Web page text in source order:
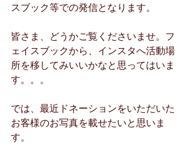
スブック等での発信となります。
皆さま、どうかご覧くださいませ。フ
ェイスブックから、インスタへ活動場
所を移してみいいかなと思ってはいま
す。。。
では、最近ドネーションをいただいた
お客様のお写真を載せたいと思いま
す。